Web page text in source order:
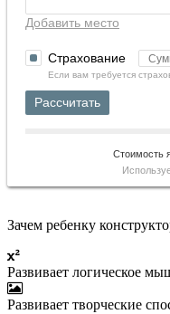
Добавить место
Страхование
Если вам требуется
Рассчитать
Стоимость
Зачем ребенку
Развивает логическое
Развивает творческие